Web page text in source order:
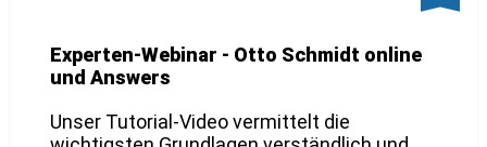
Experten-Webinar - Otto Schmidt online
und Answers
Unser Tutorial-Video vermittelt die